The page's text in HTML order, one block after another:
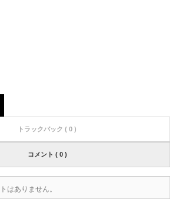
トラックバック ( 0 )
コメント ( 0 )
はありません。